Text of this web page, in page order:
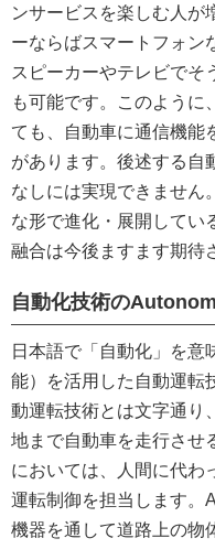
ンサービスを楽しむ人が
ーならばスマートフォン
スピーカーやテレビでそ
も可能です。このように
ても、自動車に通信機能
があります。後述する自
なしには実現できません
な形で進化・展開してい
融合は今後ますます期待
自動化技術の
日本語で「自動化」を意
能）を活用した自動運転
動運転技術とは文字通り
地まで自動車を走行させ
においては、人間に代わ
運転制御を担当します。
機器を通して道路上の物